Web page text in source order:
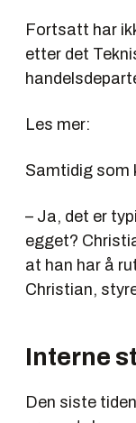
Fortsatt har
etter det
Les mer:
Samtidig som
– Ja, det er
egget?
at han har å
Christian,
Interne
Den siste